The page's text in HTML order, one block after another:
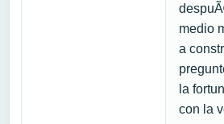
medio
a
la
con la